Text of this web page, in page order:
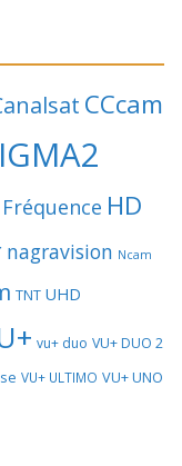
CCcam
Fréquence HD
nagravision Ncam
TNT UHD
vu+ duo VU+ DUO 2
VU+ ULTIMO VU+ UNO